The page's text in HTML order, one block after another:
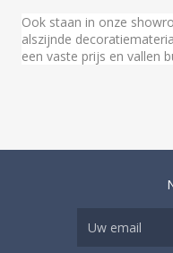
Ook staan in onze
alszijnde
een vaste prijs en vallen